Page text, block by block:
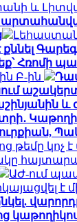
և
Հռոմի
Բ-ին
կոչ
ԱԺ-ում
է